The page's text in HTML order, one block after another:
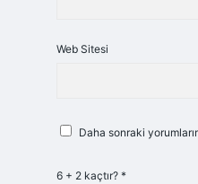
Web Sitesi
Daha sonraki
6 + 2 kaçtır? *